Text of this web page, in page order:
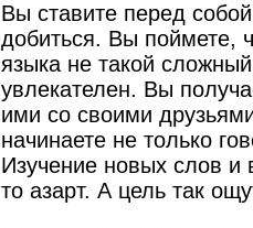
Вы ставите перед
добиться. Вы поймете,
языка не такой
увлекателен. Вы
ими со своими
начинаете не только
Изучение новых слов и
то азарт. А цель так